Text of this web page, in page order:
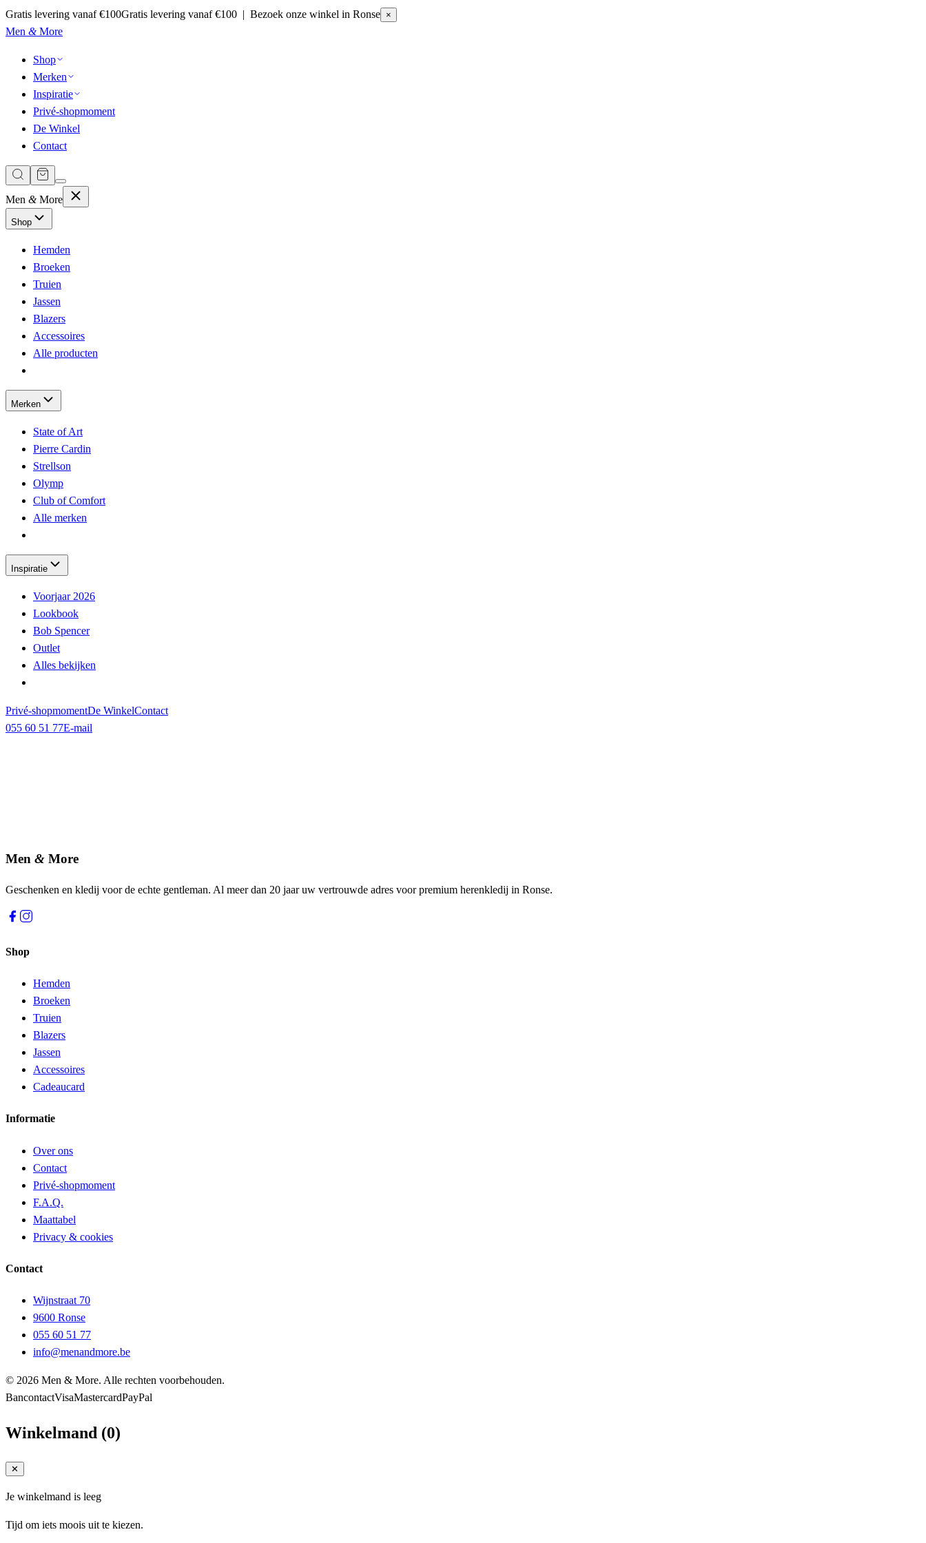
Gratis levering vanaf €100Gratis levering vanaf €100 | Bezoek onze winkel in Ronse ×
Men &More
Shop
Merken
Inspiratie
Privé-shopmoment
De Winkel
Contact
Men &More
Shop
Hemden
Broeken
Truien
Jassen
Blazers
Accessoires
Alle producten
Merken
State of Art
Pierre Cardin
Strellson
Olymp
Club of Comfort
Alle merken
Inspiratie
Voorjaar 2026
Lookbook
Bob Spencer
Outlet
Alles bekijken
Privé-shopmomentDe WinkelContact
055 60 51 77E-mail
Men & More
Geschenken en kledij voor de echte gentleman. Al meer dan 20 jaar uw vertrouwde adres voor premium herenkledij in Ronse.
Shop
Hemden
Broeken
Truien
Blazers
Jassen
Accessoires
Cadeaucard
Informatie
Over ons
Contact
Privé-shopmoment
F.A.Q.
Maattabel
Privacy & cookies
Contact
Wijnstraat 70
9600 Ronse
055 60 51 77
info@menandmore.be
© 2026 Men & More. Alle rechten voorbehouden.
BancontactVisaMastercardPayPal
Winkelmand (0)
✕
Je winkelmand is leeg
Tijd om iets moois uit te kiezen.